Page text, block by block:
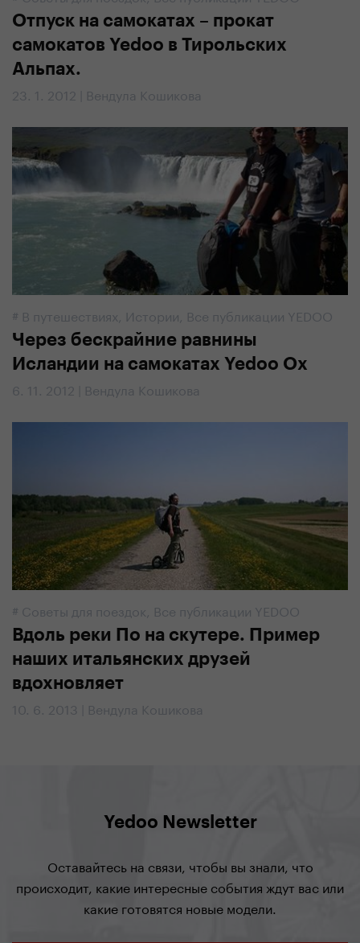
Отпуск на самокатах – прокат
самокатов Yedoo в Тирольских
Альпах.
23. 1. 2012 | Вендула Кошикова
# В путешествиях Истории Все публикации YEDOO
Через бескрайние равнины
Исландии на самокатах Yedoo Ох
6. 11. 2012 | Вендула Кошикова
# Советы для поездок Все публикации YEDOO
Вдоль реки По на скутере. Пример
наших итальянских друзей
вдохновляет
10. 6. 2013 | Вендула Кошикова
Yedoo Newsletter
Оставайтесь на связи, чтобы вы знали, что
происходит, какие интересные события ждут вас или
какие готовятся новые модели.